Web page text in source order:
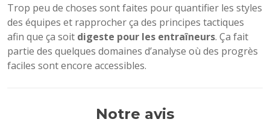
Trop peu de choses sont faites pour quantifier les styles
des équipes et rapprocher ça des principes tactiques
afin que ça soit digeste pour les entraîneurs. Ça fait
partie des quelques domaines d’analyse où des progrès
faciles sont encore accessibles.
Notre avis